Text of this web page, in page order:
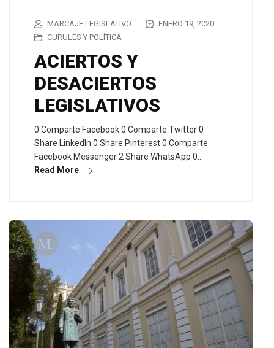
MARCAJE LEGISLATIVO
ENERO 19, 2020
CURULES Y POLÍTICA
ACIERTOS Y
DESACIERTOS
LEGISLATIVOS
0 Comparte Facebook 0 Comparte Twitter 0
Share LinkedIn 0 Share Pinterest 0 Comparte
Facebook Messenger 2 Share WhatsApp 0…
Read More